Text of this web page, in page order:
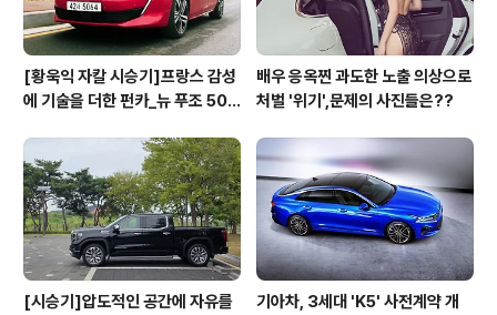
[황욱익 자칼 시승기]프랑스 감성
에 기술을 더한 펀카_뉴 푸조 508
배우 응옥찐 과도한 노출 의상으로
처벌 '위기',문제의 사진들은??
[시승기]압도적인 공간에 자유를
기아차, 3세대 'K5' 사전계약 개